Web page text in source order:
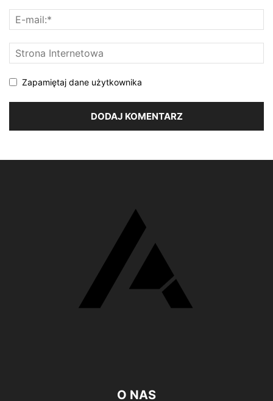
Zapamiętaj dane użytkownika
O NAS